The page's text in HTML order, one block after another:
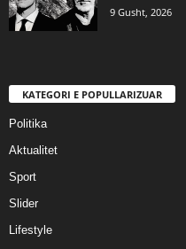
9 Gusht, 2026
KATEGORI E POPULLARIZUAR
Politika
Aktualitet
Sport
Slider
Lifestyle